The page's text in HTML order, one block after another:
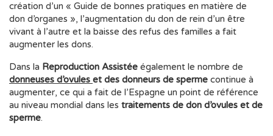
création d’un « Guide de bonnes pratiques en matière de
don d’organes », l’augmentation du don de rein d’un être
vivant à l’autre et la baisse des refus des familles a fait
augmenter les dons.
Dans la Reproduction Assistée également le nombre de
donneuses d’ovules et des donneurs de sperme continue à
augmenter, ce qui a fait de l’Espagne un point de référence
au niveau mondial dans les traitements de don d’ovules et de
sperme.